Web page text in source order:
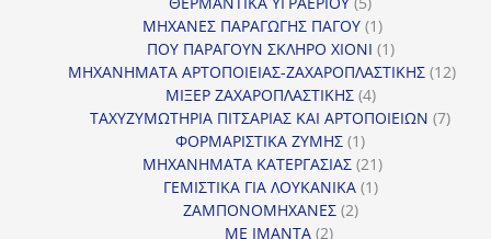
προϊόντα
ΜΗΧΑΝΕΣ ΠΑΡΑΓΩΓΗΣ ΠΑΓΟΥ 11
προϊόν
ΠΟΥ ΠΑΡΑΓΟΥΝ ΣΚΛΗΡΟ ΧΙΟΝΙ 11
προϊόν
ΜΗΧΑΝΗΜΑΤΑ ΑΡΤΟΠΟΙΕΙΑΣ-ΖΑΧΑΡΟΠΛΑΣΤΙΚΗΣ 1212
ΜΙΞΕΡ ΖΑΧΑΡΟΠΛΑΣΤΙΚΗΣ 44
προϊόντα
ΤΑΧΥΖΥΜΩΤΗΡΙΑ ΠΙΤΣΑΡΙΑΣ ΚΑΙ ΑΡΤΟΠΟΙΕΙΩΝ 77
ΦΟΡΜΑΡΙΣΤΙΚΑ ΖΥΜΗΣ 11
προϊόν
ΜΗΧΑΝΗΜΑΤΑ ΚΑΤΕΡΓΑΣΙΑΣ 2121
προϊόντα
ΓΕΜΙΣΤΙΚΑ ΓΙΑ ΛΟΥΚΑΝΙΚΑ 11
ΖΑΜΠΟΝΟΜΗΧΑΝΕΣ 22
ΜΕ ΙΜΑΝΤΑ 22